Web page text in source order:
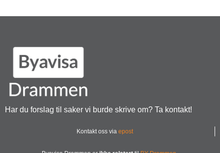
Har du forslag til saker vi burde skrive om? Ta kontakt!
Kontakt oss via epost